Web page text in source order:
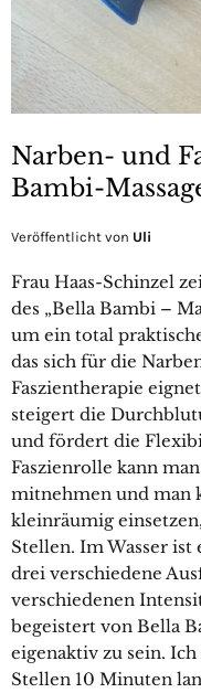
Narben- und
Bambi-
Veröffentlicht von Uli
Frau Haas-Schinzel
des „Bella Bambi –
um ein total
das sich für die
Faszientherapie
steigert die
und fördert die
Faszienrolle kann
mitnehmen und man
kleinräumig
Stellen. Im Wasser
drei verschiedene
verschiedenen
begeistert von Bella
eigenaktiv zu sein.
Stellen 10 Minuten